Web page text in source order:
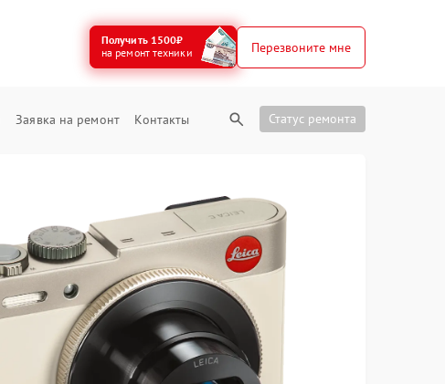
Получить 1500₽
на ремонт техники
Перезвоните мне
Заявка на ремонт Контакты Статус ремонта